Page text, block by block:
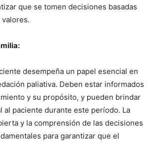
que se tomen decisiones basadas
desempeña un papel esencial en
paliativa. Deben estar informados
y su propósito, y pueden brindar
al paciente durante este período. La
y la comprensión de las decisiones
para garantizar que el